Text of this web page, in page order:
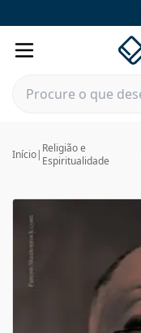
Início| Religião e
Espiritualidade